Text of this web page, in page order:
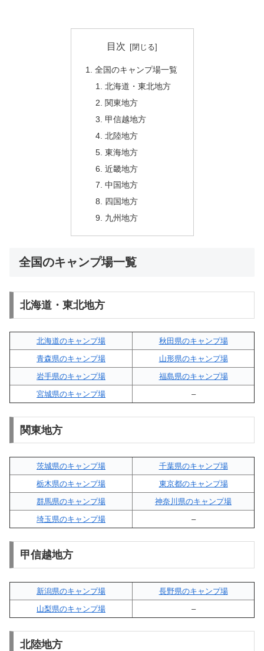
目次
全国のキャンプ場一覧
北海道・東北地方
関東地方
甲信越地方
北陸地方
東海地方
近畿地方
中国地方
四国地方
九州地方
全国のキャンプ場一覧
北海道・東北地方
北海道のキャンプ場
秋田県のキャンプ場
青森県のキャンプ場
山形県のキャンプ場
岩手県のキャンプ場
福島県のキャンプ場
宮城県のキャンプ場
–
関東地方
茨城県のキャンプ場
千葉県のキャンプ場
栃木県のキャンプ場
東京都のキャンプ場
群馬県のキャンプ場
神奈川県のキャンプ場
埼玉県のキャンプ場
–
甲信越地方
新潟県のキャンプ場
長野県のキャンプ場
山梨県のキャンプ場
–
北陸地方